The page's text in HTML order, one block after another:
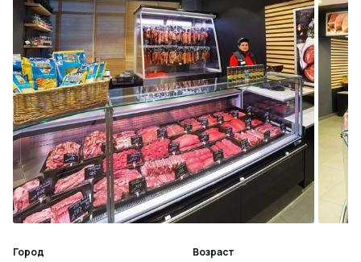
Город Возраст